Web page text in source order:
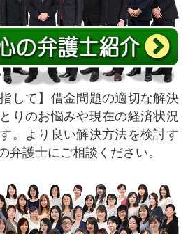
して
借金問題の適切な解決
りのお悩みや現在の経済状況
。より良い解決方法を検討す
弁護士にご相談ください。